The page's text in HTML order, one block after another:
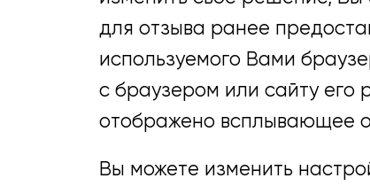
для отзыва ранее
используемого Вами
с браузером или сайту его
отображено всплывающее
Вы можете изменить